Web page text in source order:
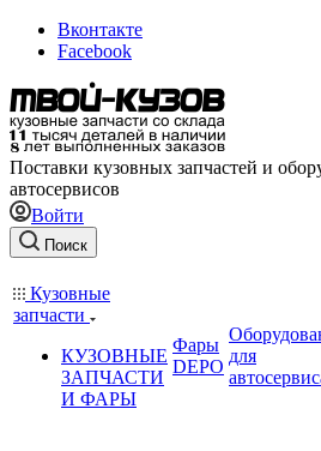
Вконтакте
Facebook
Поставки кузовных запчастей и
автосервисов
Войти
Поиск
Кузовные
запчасти
КУЗОВНЫЕ
ЗАПЧАСТИ
И ФАРЫ
Фары
DEPO
для